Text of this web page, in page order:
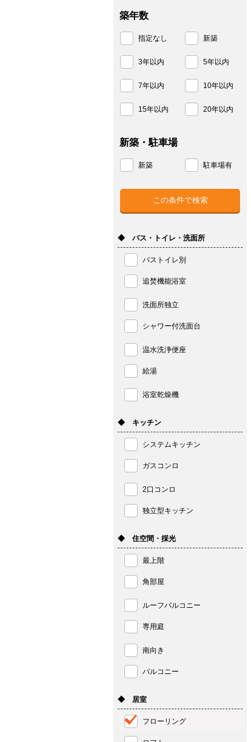
築年数
指定なし 新築
3年以内 5年以内
7年以内 10年以内
15年以内 20年以内
新築・駐車場
新築 駐車場有
◆ バス・トイレ・洗面所
バストイレ別
追焚機能浴室
洗面所独立
シャワー付洗面台
温水洗浄便座
給湯
浴室乾燥機
◆ キッチン
システムキッチン
ガスコンロ
2口コンロ
独立型キッチン
◆ 住空間・採光
最上階
角部屋
ルーフバルコニー
専用庭
南向き
バルコニー
◆ 居室
フローリング